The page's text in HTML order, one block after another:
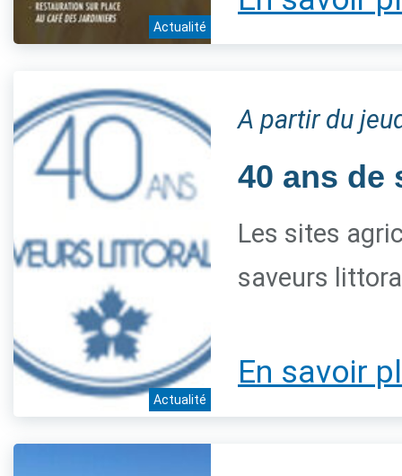
Actualité
Actualité
A partir du
40 ans de
Les sites
saveurs
En savoir